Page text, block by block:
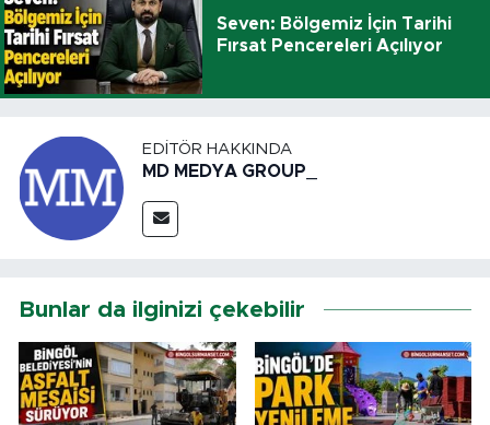
Seven: Bölgemiz İçin Tarihi
Fırsat Pencereleri Açılıyor
EDITÖR HAKKINDA
MD MEDYA GROUP_
Bunlar da ilginizi çekebilir